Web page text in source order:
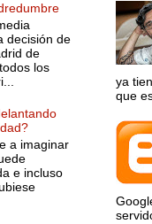
decisión de
de
los
a imaginar
e incluso
ya
que